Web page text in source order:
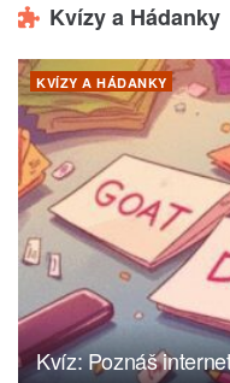
Kvízy a Hádanky
KVÍZY A HÁDANKY
Kvíz: Poznáš